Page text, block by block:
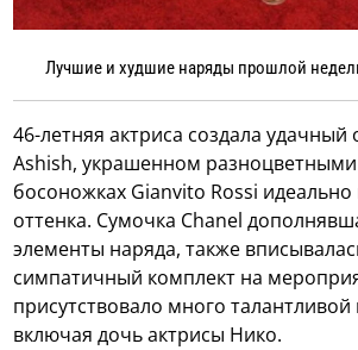
Лучшие и худшие наряды прошлой
46-летняя актриса создала удачный
Ashish, украшенном
босоножках Gianvito Rossi
оттенка. Сумочка Chanel
элементы наряда, также
симпатичный комплект на
присутствовало много
включая дочь актрисы Нико.